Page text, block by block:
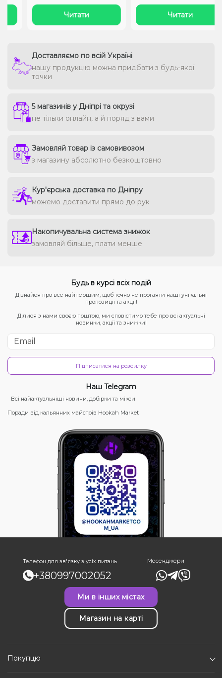
Читати Читати
Доставляємо по всій Україні
нашу продукцію можна придбати з будь-якої
точки
5 магазинів у Дніпрі та окрузі
не тільки онлайн, а й поряд з вами
Замовляй товар із самовивозом
з магазину абсолютно безкоштовно
Кур'єрська доставка по Дніпру
можемо доставити прямо до рук
Накопичувальна система знижок
замовляй більше, плати менше
Будь в курсі всіх подій
Дізнайся про все найпершим, щоб точно не прогаяти наші унікальні
пропозиції та акції!
Ділися з нами своєю поштою, ми сповістимо тебе про всі актуальні
новинки, акції та знижки!
Підписатися на розсилку
Наш Telegram
Всі найактуальніші новини, добірки та мікси
Поради від кальянних майстрів Hookah Market
Телефон для зв'язку з усіх питань
+380997002052
Месенджери
Ми в інших містах
Магазин на карті
Покупцю